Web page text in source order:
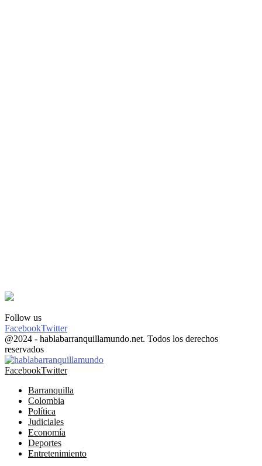
Follow us
FacebookTwitter
@2024 - hablabarranquillamundo.net. Todos los derechos
reservados
FacebookTwitter
Barranquilla
Colombia
Política
Judiciales
Economía
Deportes
Entretenimiento